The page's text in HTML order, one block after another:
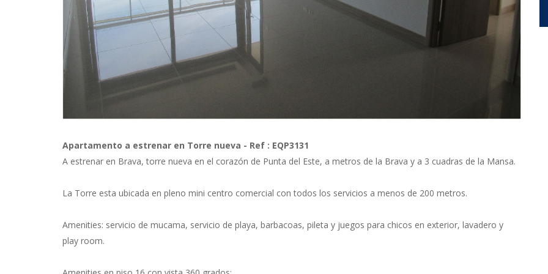
Apartamento a estrenar en Torre nueva - Ref : EQP3131
A estrenar en Brava, torre nueva en el corazón de Punta del Este, a metros de la Brava y a 3 cuadras de la Mansa.
La Torre esta ubicada en pleno mini centro comercial con todos los servicios a menos de 200 metros.
Amenities: servicio de mucama, servicio de playa, barbacoas, pileta y juegos para chicos en exterior, lavadero y
play room.